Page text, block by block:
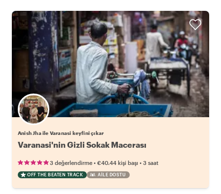
Anish Jha ile Varanasi keyfini çıkar
Varanasi'nin Gizli Sokak Macerası
3 değerlendirme • €40.44 kişi başı • 3 saat
OFF THE BEATEN TRACK AILE DOSTU